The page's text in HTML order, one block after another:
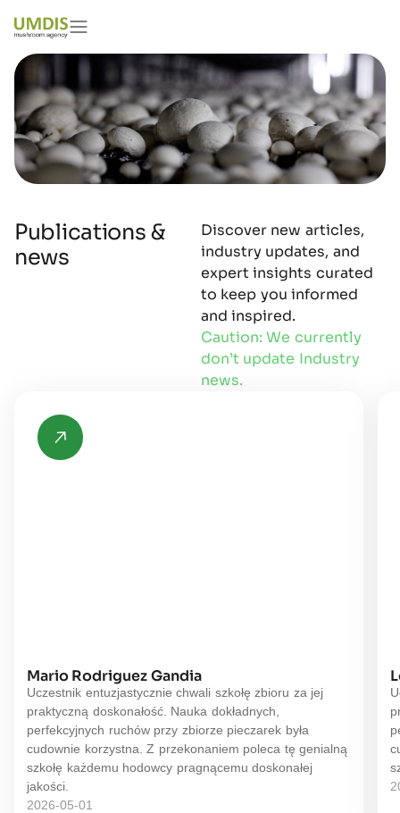
Publications &
news
Discover new articles,
industry updates, and
expert insights curated
to keep you informed
and inspired.
Caution: We currently
don’t update Industry
news.
Mario Rodriguez Gandia
Uczestnik entuzjastycznie chwali szkołę zbioru za jej
praktyczną doskonałość. Nauka dokładnych,
perfekcyjnych ruchów przy zbiorze pieczarek była
cudownie korzystna. Z przekonaniem poleca tę genialną
szkołę każdemu hodowcy pragnącemu doskonałej
jakości.
2026-05-01